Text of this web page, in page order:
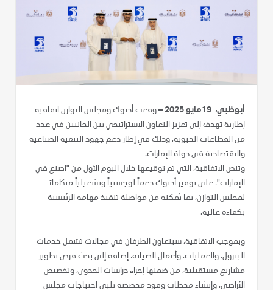
أبوظبي، 19مايو 2025 –
وقعت أدنوك ومجلس التوازن اتفاقية
إطارية تهدف إلى تعزيز التعاون الاستراتيجي بين الجانبين في عدد
من القطاعات الحيوية، وذلك في إطار دعم جهود التنمية الصناعية
والاقتصادية في دولة الإمارات.
وتنص الاتفاقية، التي تم توقيعها خلال اليوم الأول من "اصنع في
الإمارات"، على توفير أدنوك دعماً لوجستياً وتشغيلياً متكاملاً
لمجلس التوازن، بما يُمكنه من مواصلة تنفيذ مهامه الرئيسية
بكفاءة عالية.
وبموجب الاتفاقية، سيتعاون الطرفان في مجالات تشمل خدمات
البترول، والعمليات، وأعمال الصيانة، إضافة إلى بحث فرص تطوير
مشاريع مستقبلية، من ضمنها إجراء دراسات الجدوى، وتخصيص
الأراضي، وإنشاء محطات وقود مخصصة تلبي احتياجات مجلس